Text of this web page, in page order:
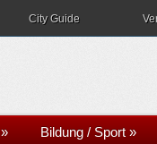
City Guide
» Bildung / Sport »